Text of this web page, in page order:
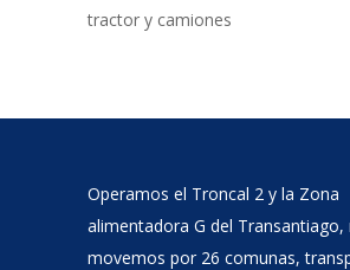
tractor y camiones
Operamos el Troncal 2 y la Zona
alimentadora G del Transantiago,
movemos por 26 comunas,